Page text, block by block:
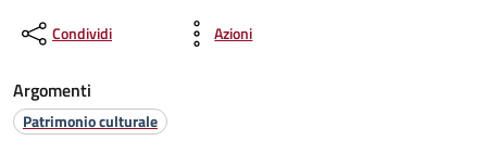
Condividi Azioni
Argomenti
Patrimonio culturale